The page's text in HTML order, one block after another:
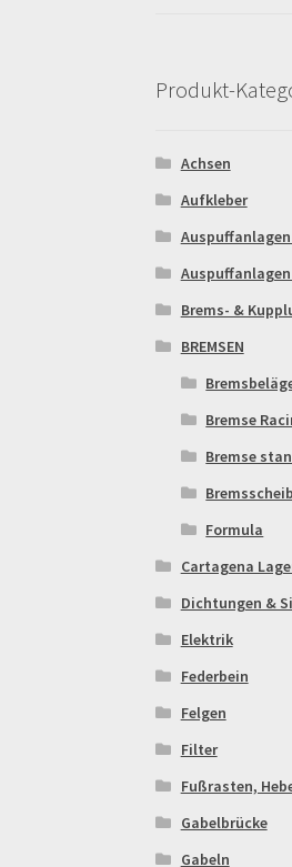
Rennserien-
Produkt-
Achsen
Aufkleber
Auspuffanlagen
Brems- &
BREMSEN
Bremse
Bremse
Formula
Cartagena
Dichtungen &
Elektrik
Federbein
Felgen
Filter
Fußrasten,
Gabelbrücke
Gabeln